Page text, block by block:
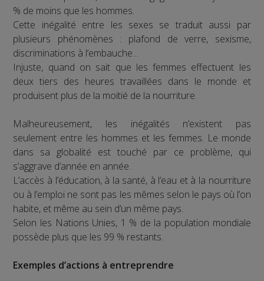
% de moins que les hommes.
Cette inégalité entre les sexes se traduit aussi par
plusieurs phénomènes : plafond de verre, sexisme,
discriminations à l’embauche…
Injuste, quand on sait que les femmes effectuent les
deux tiers des heures travaillées dans le monde et
produisent plus de la moitié de la nourriture.
Malheureusement, les inégalités n’existent pas
seulement entre les hommes et les femmes. Le monde
dans sa globalité est touché par ce problème, qui
s’aggrave d’année en année.
L’accès à l’éducation, à la santé, à l’eau et à la nourriture
ou à l’emploi ne sont pas les mêmes selon le pays où l’on
habite, et même au sein d’un même pays.
Selon les Nations Unies, 1 % de la population mondiale
possède plus que les 99 % restants.
Exemples d’actions à entreprendre